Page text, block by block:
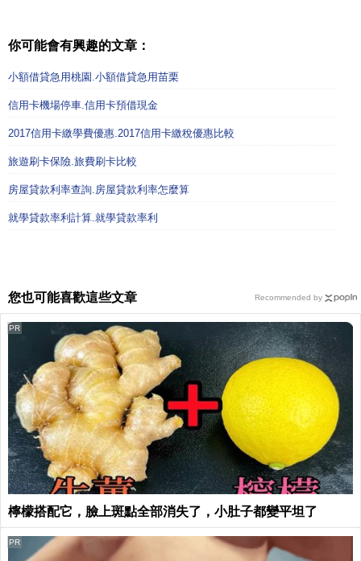
你可能會有興趣的文章：
小額借貸急用桃園.小額借貸急用苗栗
信用卡機場停車.信用卡預借現金
2017信用卡繳學費優惠.2017信用卡繳稅優惠比較
旅遊刷卡保險.旅費刷卡比較
房屋貸款利率查詢.房屋貸款利率怎麼算
就學貸款率利計算.就學貸款率利
您也可能喜歡這些文章
檸檬搭配它，臉上斑點全部消失了，小肚子都變平坦了
PR
PR
Recommended by